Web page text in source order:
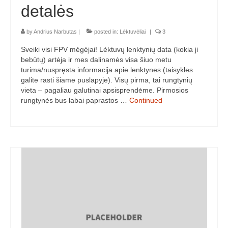
detalės
byAndrius Narbutas posted in: Lėktuvėliai 3
Sveiki visi FPV mėgėjai! Lėktuvų lenktynių data (kokia ji
bebūtų) artėja ir mes dalinamės visa šiuo metu
turima/nuspręsta informacija apie lenktynes (taisykles
galite rasti šiame puslapyje). Visų pirma, tai rungtynių
vieta – pagaliau galutinai apsisprendėme. Pirmosios
rungtynės bus labai paprastos … Continued